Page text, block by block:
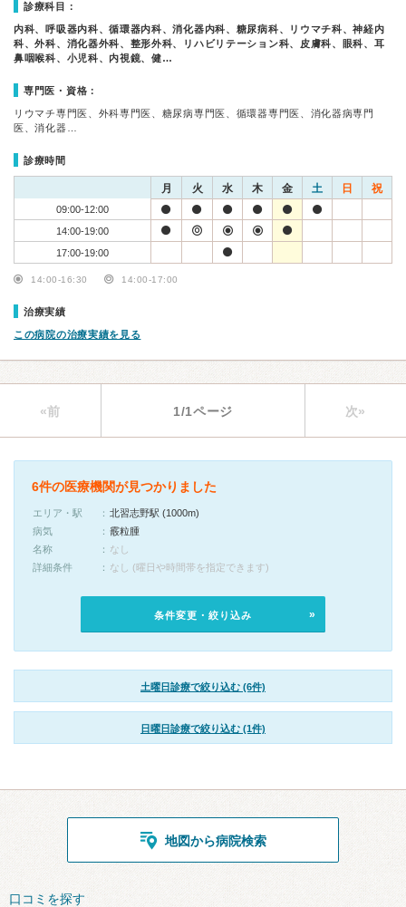
診療科目：
内科、呼吸器内科、循環器内科、消化器内科、糖尿病科、リウマチ科、神経内
科、外科、消化器外科、整形外科、リハビリテーション科、皮膚科、眼科、耳
鼻咽喉科、小児科、内視鏡、健…
専門医・資格：
リウマチ専門医、外科専門医、糖尿病専門医、循環器専門医、消化器病専門
医、消化器…
診療時間
月 火 水 木 金 土 日 祝
09:00-12:00
14:00-19:00
17:00-19:00
14:00-16:30 14:00-17:00
治療実績
この病院の治療実績を見る
«前 1/1ページ 次»
6件の医療機関が見つかりました
エリア・駅
北習志野駅 (1000m)
病気
霰粒腫
名称
なし
詳細条件
なし (曜日や時間帯を指定できます)
条件変更・絞り込み
土曜日診療で絞り込む (6件)
日曜日診療で絞り込む (1件)
地図から病院検索
口コミを探す